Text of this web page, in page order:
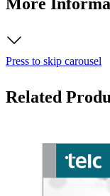
Press to skip carousel
Related